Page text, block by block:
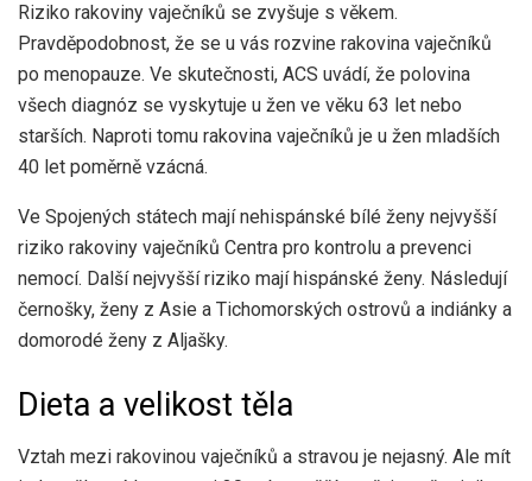
Riziko rakoviny vaječníků se zvyšuje s věkem.
Pravděpodobnost, že se u vás rozvine rakovina vaječníků
po menopauze. Ve skutečnosti, ACS uvádí, že polovina
všech diagnóz se vyskytuje u žen ve věku 63 let nebo
starších. Naproti tomu rakovina vaječníků je u žen mladších
40 let poměrně vzácná.
Ve Spojených státech mají nehispánské bílé ženy nejvyšší
riziko rakoviny vaječníků Centra pro kontrolu a prevenci
nemocí. Další nejvyšší riziko mají hispánské ženy. Následují
černošky, ženy z Asie a Tichomorských ostrovů a indiánky a
domorodé ženy z Aljašky.
Dieta a velikost těla
Vztah mezi rakovinou vaječníků a stravou je nejasný. Ale mít